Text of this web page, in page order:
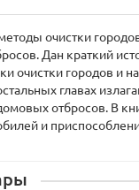
очистки
Дан краткий
очистки городов и
главах
отбросов. В
и